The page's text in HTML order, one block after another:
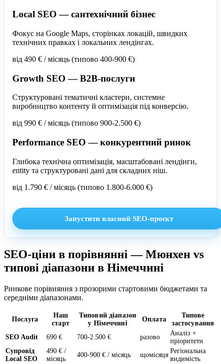
Local SEO — сантехнічний бізнес
Фокус на Google Maps, сторінках локацій, швидких
технічних правках і локальних лендінгах.
від 490 € / місяць (типово 400-900 €)
Growth SEO — B2B-послуги
Структуровані тематичні кластери, системне
виробництво контенту й оптимізація під конверсію.
від 990 € / місяць (типово 900-2.500 €)
Performance SEO — конкурентний ринок
Глибока технічна оптимізація, масштабовані лендінги,
entity та структуровані дані для складних ніш.
від 1.790 € / місяць (типово 1.800-6.000 €)
Запустити власний SEO-проєкт
SEO-ціни в порівнянні — Мюнхен vs
типові діапазони в Німеччині
Ринкове порівняння з прозорими стартовими бюджетами та
середніми діапазонами.
Послуга
Наш
старт
Типовий діапазон
у Німеччині
Оплата
Типове
застосування
SEO Audit
690 € 700-2.500 € разово
Аналіз +
пріоритети
Супровід
Local SEO
490 € /
місяць
400-900 € / місяць щомісяця
Регіональна
видимість